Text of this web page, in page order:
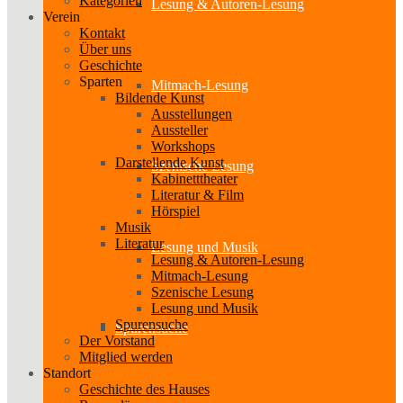
Lesung & Autoren-Lesung
Mitmach-Lesung
Szenische Lesung
Lesung und Musik
Spurensuche
Verein
Kontakt
Über uns
Geschichte
Sparten
Bildende Kunst
Ausstellungen
Aussteller
Workshops
Darstellende Kunst
Kabinetttheater
Literatur & Film
Hörspiel
Musik
Literatur
Lesung & Autoren-Lesung
Mitmach-Lesung
Szenische Lesung
Lesung und Musik
Spurensuche
Der Vorstand
Mitglied werden
Standort
Geschichte des Hauses